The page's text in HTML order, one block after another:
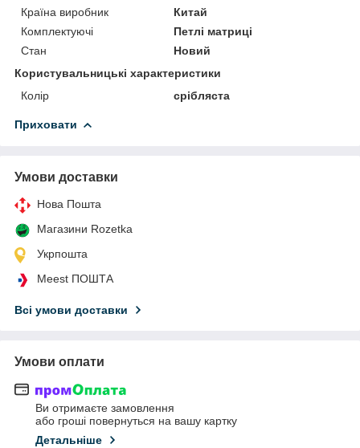
Країна виробник
Китай
Комплектуючі
Петлі матриці
Стан
Новий
Користувальницькі характеристики
Колір
срібляста
Приховати
Умови доставки
Нова Пошта
Магазини Rozetka
Укрпошта
Meest ПОШТА
Всі умови доставки
Умови оплати
Ви отримаєте замовлення
або гроші повернуться на вашу картку
Детальніше